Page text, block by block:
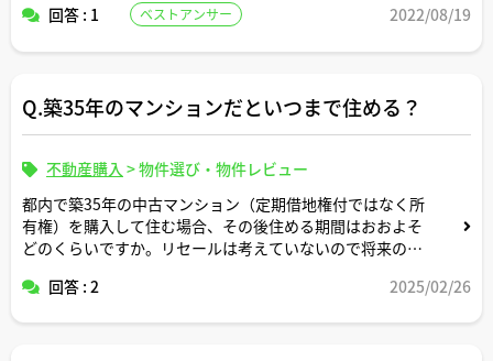
た。
だけると助かります。よろしくお願いします。
回答 : 1 ベストアンサー 2022/08/19
Q.築35年のマンションだといつまで住める？
不動産購入 >物件選び・物件レビュー
都内で築35年の中古マンション（定期借地権付ではなく所
有権）を購入して住む場合、その後住める期間はおおよそ
どのくらいですか。リセールは考えていないので将来の資
買う価値があるのかどうか思案しています。ご意見伺えま
回答 : 2 2025/02/26